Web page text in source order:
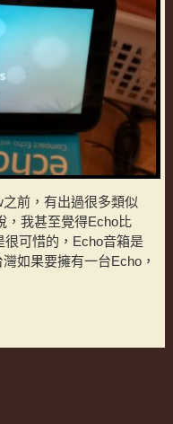
前，有出過很多類似
，我甚至覺得Echo比
很可惜的，Echo音箱是
如果要擁有一台Echo，